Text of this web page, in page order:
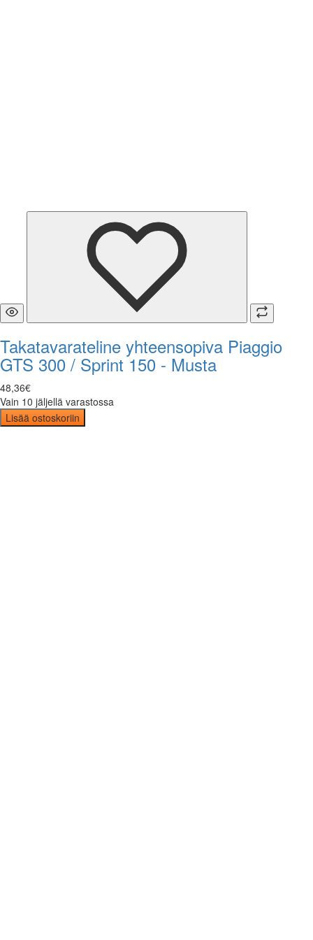
Takatavarateline yhteensopiva Piaggio
GTS 300 / Sprint 150 - Musta
48,36€
Vain 10 jäljellä varastossa
Lisää ostoskoriin